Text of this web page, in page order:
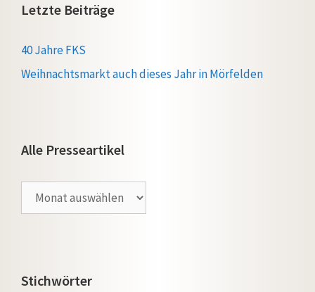
Letzte Beiträge
40 Jahre FKS
Weihnachtsmarkt auch dieses Jahr in Mörfelden
Alle Presseartikel
Presseartikel
Stichwörter